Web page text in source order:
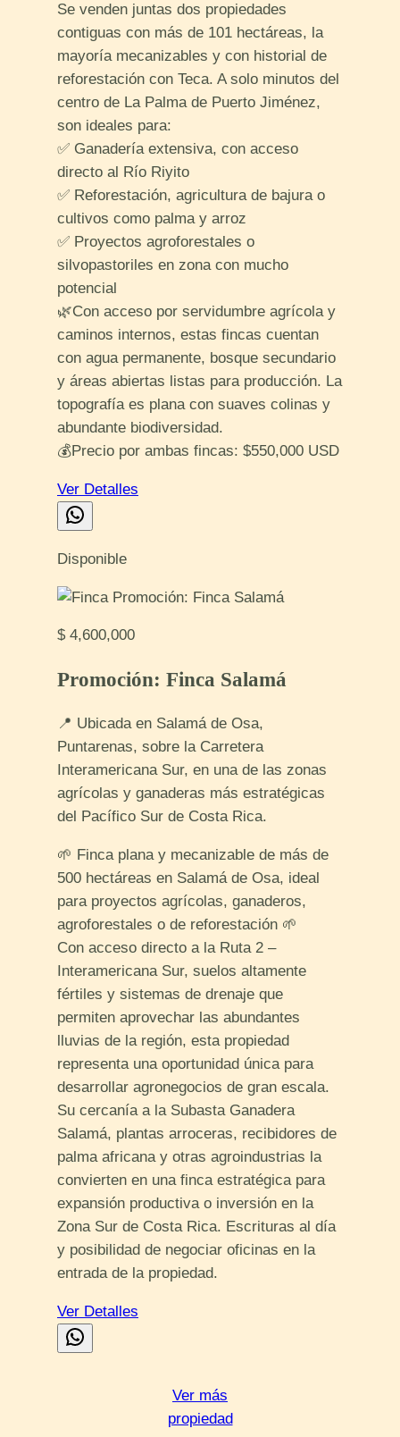
Se venden juntas dos propiedades
contiguas con más de 101 hectáreas, la
mayoría mecanizables y con historial de
reforestación con Teca. A solo minutos del
centro de La Palma de Puerto Jiménez,
son ideales para:
✅ Ganadería extensiva, con acceso
directo al Río Riyito
✅ Reforestación, agricultura de bajura o
cultivos como palma y arroz
✅ Proyectos agroforestales o
silvopastoriles en zona con mucho
potencial
🌿Con acceso por servidumbre agrícola y
caminos internos, estas fincas cuentan
con agua permanente, bosque secundario
y áreas abiertas listas para producción. La
topografía es plana con suaves colinas y
abundante biodiversidad.
💰Precio por ambas fincas: $550,000 USD
Ver Detalles
Disponible
$ 4,600,000
Promoción: Finca Salamá
📍 Ubicada en Salamá de Osa,
Puntarenas, sobre la Carretera
Interamericana Sur, en una de las zonas
agrícolas y ganaderas más estratégicas
del Pacífico Sur de Costa Rica.
🌱 Finca plana y mecanizable de más de
500 hectáreas en Salamá de Osa, ideal
para proyectos agrícolas, ganaderos,
agroforestales o de reforestación 🌱
Con acceso directo a la Ruta 2 –
Interamericana Sur, suelos altamente
fértiles y sistemas de drenaje que
permiten aprovechar las abundantes
lluvias de la región, esta propiedad
representa una oportunidad única para
desarrollar agronegocios de gran escala.
Su cercanía a la Subasta Ganadera
Salamá, plantas arroceras, recibidores de
palma africana y otras agroindustrias la
convierten en una finca estratégica para
expansión productiva o inversión en la
Zona Sur de Costa Rica. Escrituras al día
y posibilidad de negociar oficinas en la
entrada de la propiedad.
Ver Detalles
Ver más
propiedad